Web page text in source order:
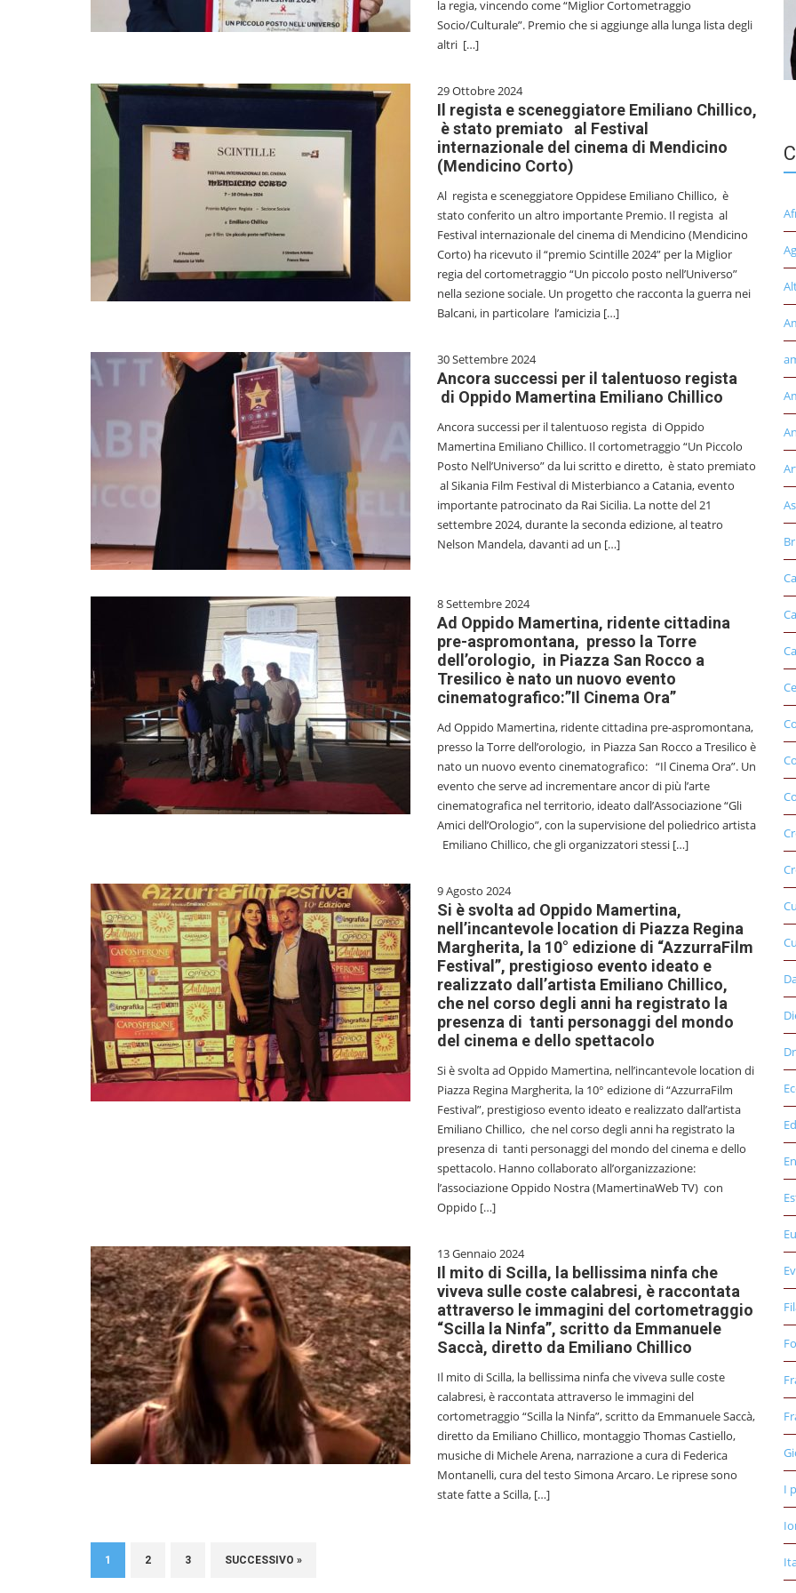
la regia, vincendo come “Miglior Cortometraggio
Socio/Culturale”. Premio che si aggiunge alla lunga lista degli
altri […]
29 Ottobre 2024
Il regista e sceneggiatore Emiliano Chillico,
è stato premiato al Festival
internazionale del cinema di Mendicino
(Mendicino Corto)
Al regista e sceneggiatore Oppidese Emiliano Chillico, è
stato conferito un altro importante Premio. Il regista al
Festival internazionale del cinema di Mendicino (Mendicino
Corto) ha ricevuto il “premio Scintille 2024” per la Miglior
regia del cortometraggio “Un piccolo posto nell’Universo”
nella sezione sociale. Un progetto che racconta la guerra nei
Balcani, in particolare l’amicizia […]
30 Settembre 2024
Ancora successi per il talentuoso regista
di Oppido Mamertina Emiliano Chillico
Ancora successi per il talentuoso regista di Oppido
Mamertina Emiliano Chillico. Il cortometraggio “Un Piccolo
Posto Nell’Universo” da lui scritto e diretto, è stato premiato
al Sikania Film Festival di Misterbianco a Catania, evento
importante patrocinato da Rai Sicilia. La notte del 21
settembre 2024, durante la seconda edizione, al teatro
Nelson Mandela, davanti ad un […]
8 Settembre 2024
Ad Oppido Mamertina, ridente cittadina
pre-aspromontana, presso la Torre
dell’orologio, in Piazza San Rocco a
Tresilico è nato un nuovo evento
cinematografico:”Il Cinema Ora”
Ad Oppido Mamertina, ridente cittadina pre-aspromontana,
presso la Torre dell’orologio, in Piazza San Rocco a Tresilico è
nato un nuovo evento cinematografico: “Il Cinema Ora”. Un
evento che serve ad incrementare ancor di più l’arte
cinematografica nel territorio, ideato dall’Associazione “Gli
Amici dell’Orologio”, con la supervisione del poliedrico artista
Emiliano Chillico, che gli organizzatori stessi […]
9 Agosto 2024
Si è svolta ad Oppido Mamertina,
nell’incantevole location di Piazza Regina
Margherita, la 10° edizione di “AzzurraFilm
Festival”, prestigioso evento ideato e
realizzato dall’artista Emiliano Chillico,
che nel corso degli anni ha registrato la
presenza di tanti personaggi del mondo
del cinema e dello spettacolo
Si è svolta ad Oppido Mamertina, nell’incantevole location di
Piazza Regina Margherita, la 10° edizione di “AzzurraFilm
Festival”, prestigioso evento ideato e realizzato dall’artista
Emiliano Chillico, che nel corso degli anni ha registrato la
presenza di tanti personaggi del mondo del cinema e dello
spettacolo. Hanno collaborato all’organizzazione:
l’associazione Oppido Nostra (MamertinaWeb TV) con
Oppido […]
13 Gennaio 2024
Il mito di Scilla, la bellissima ninfa che
viveva sulle coste calabresi, è raccontata
attraverso le immagini del cortometraggio
“Scilla la Ninfa”, scritto da Emmanuele
Saccà, diretto da Emiliano Chillico
Il mito di Scilla, la bellissima ninfa che viveva sulle coste
calabresi, è raccontata attraverso le immagini del
cortometraggio “Scilla la Ninfa”, scritto da Emmanuele Saccà,
diretto da Emiliano Chillico, montaggio Thomas Castiello,
musiche di Michele Arena, narrazione a cura di Federica
Montanelli, cura del testo Simona Arcaro. Le riprese sono
state fatte a Scilla, […]
1 2 3 SUCCESSIVO »
I